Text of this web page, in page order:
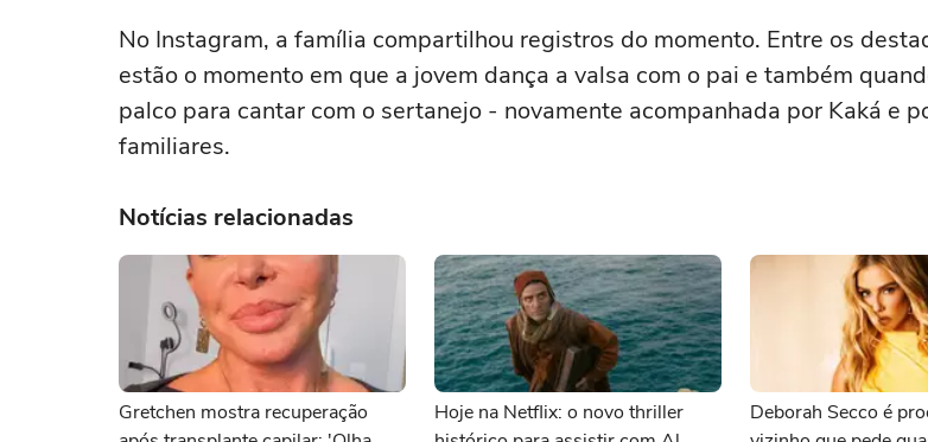
No Instagram, a família compartilhou registros do momento. Entre os
estão o momento em que a jovem dança a valsa com o pai e também
palco para cantar com o sertanejo - novamente acompanhada por Kaká e
familiares.
Notícias relacionadas
Gretchen mostra recuperação
Hoje na Netflix: o novo thriller
Deborah Secco é